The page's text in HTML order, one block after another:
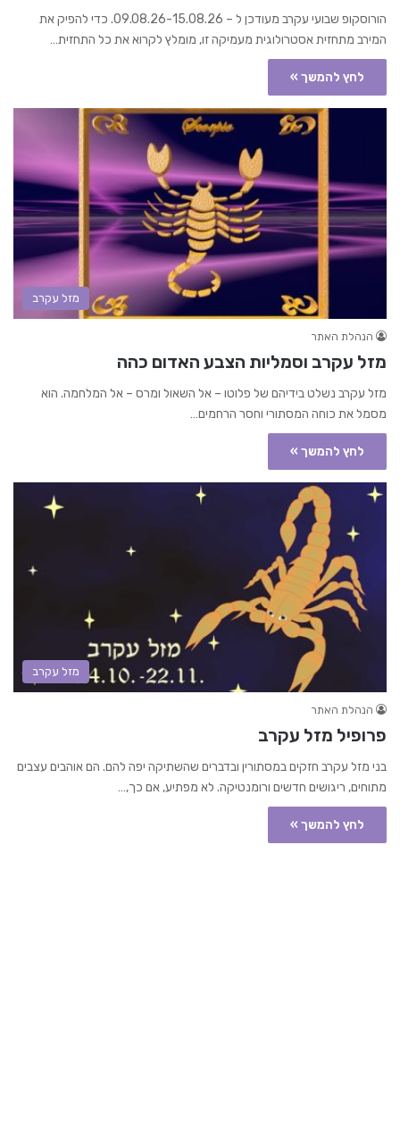
הורוסקופ שבועי עקרב מעודכן ל – 09.08.26-15.08.26. כדי להפיק את
המירב מתחזית אסטרולוגית מעמיקה זו, מומלץ לקרוא את כל התחזית…
לחץ להמשך »
מזל עקרב
הנהלת האתר
מזל עקרב וסמליות הצבע האדום כהה
מזל עקרב נשלט בידיהם של פלוטו – אל השאול ומרס – אל המלחמה. הוא
מסמל את כוחה המסתורי וחסר הרחמים…
לחץ להמשך »
מזל עקרב
הנהלת האתר
פרופיל מזל עקרב
בני מזל עקרב חזקים במסתורין ובדברים שהשתיקה יפה להם. הם אוהבים עצבים
מתוחים, ריגושים חדשים ורומנטיקה. לא מפתיע, אם כך,…
לחץ להמשך »